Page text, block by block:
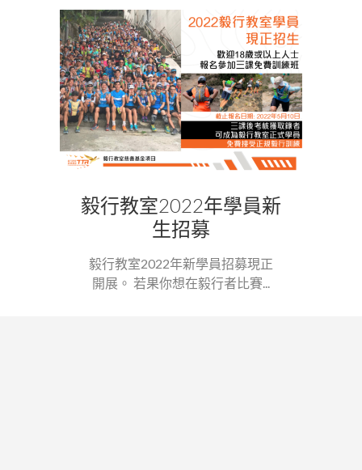
毅行教室2022年學員新
生招募
毅行教室2022年新學員招募現正
開展。 若果你想在毅行者比賽...